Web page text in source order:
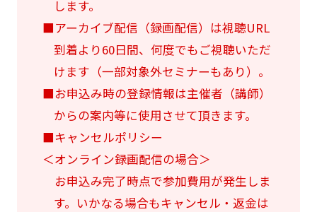
します。
■アーカイブ配信（録画配信）は視聴URL
到着より60日間、何度でもご視聴いただ
けます（一部対象外セミナーもあり）。
■お申込み時の登録情報は主催者（講師）
からの案内等に使用させて頂きます。
■キャンセルポリシー
＜オンライン録画配信の場合＞
お申込み完了時点で参加費用が発生しま
す。いかなる場合もキャンセル・返金は